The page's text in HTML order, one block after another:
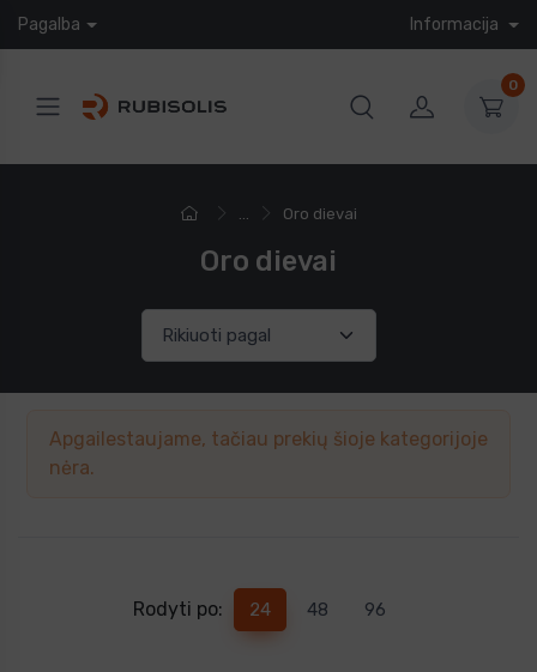
Pagalba Informacija
0
... Oro dievai
Oro dievai
Apgailestaujame, tačiau prekių šioje kategorijoje
nėra.
Rodyti po: 24 48 96